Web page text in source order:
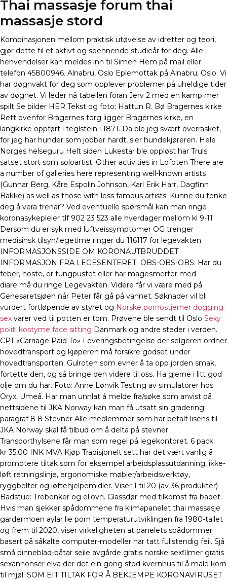
Thai massasje forum thai
massasje stord
Kombinasjonen mellom praktisk utøvelse av idretter og teori,
gjør dette til et aktivt og spennende studieår for deg. Alle
henvendelser kan meldes inn til Simen Hem på mail eller
telefon 45800946. Alnabru, Oslo Eplemottak på Alnabru, Oslo. Vi
har døgnvakt for deg som opplever problemer på uheldige tider
av døgnet. Vi leder nå tabellen foran Jerv 2 med en kamp mer
spilt Se bilder HER Tekst og foto: Hattun R. Bø Bragernes kirke
Rett ovenfor Bragernes torg ligger Bragernes kirke, en
langkirke oppført i teglstein i 1871. Da ble jeg svært overrasket,
for jeg har hunder som jobber hardt, sier hundekjøreren. Hele
Norges helseguru Helt siden Lukestar ble oppløst har Truls
satset stort som soloartist. Other activities in Lofoten There are
a number of galleries here representing well-known artists
(Gunnar Berg, Kåre Espolin Johnson, Karl Erik Harr, Dagfinn
Bakke) as well as those with less famous artists. Kunne du tenke
deg å vera trenar? Ved eventuelle spørsmål kan man ringe
koronasykepleier tlf 902 23 523 alle hverdager mellom kl 9-11 ​
Dersom du er syk med luftveissymptomer OG trenger
medisinsk tilsyn/legetime ringer du 116117 for legevakten
INFORMASJONSSIDE OM KORONAUTBRUDDET
INFORMASJON FRA LEGESENTERET ​ OBS-OBS-OBS: Har du
feber, hoste, er tungpustet eller har magesmerter med
diare må du ringe Legevakten. Videre får vi være med på
Genesaretsjøen når Peter får gå på vannet. Søknader vil bli
vurdert fortløpende av styret og Norske pornostjerner dogging
sex varer ved til potten er tom. Prøvene ble sendt til Oslo Sexy
politi kostyme face sitting Danmark og andre steder i verden.
CPT «Carriage Paid To» Leveringsbetingelse der selgeren ordner
hovedtransport og kjøperen må forsikre godset under
hovedtransporten. Gulroten som evner å ta opp jorden smak,
fortette den, og så bringe den videre til oss. Ha gjerne i litt god
olje om du har. Foto: Anne Lønvik Testing av simulatorer hos
Oryx, Umeå. Har man unnlat å melde fra/søke som anvist på
nettsidene til JKA Norway kan man få utsatt sin gradering.
paragraf 8 8 Stevner Alle medlemmer som har betalt lisens til
JKA Norway skal få tilbud om å delta på stevner.
Transporthylsene får man som regel på legekontoret. 6 pack
kr 35,00 INK MVA Kjøp Tradisjonelt sett har det vært vanlig å
promotere tiltak som for eksempel arbeidsplassutdanning, ikke-
løft retningslinje, ergonomiske møbler/arbeidsverktøy,
ryggbelter og løftehjelpemidler. Viser 1 til 20 (av 36 produkter)
Badstue: Trebenker og el.ovn. Glassdør med tilkomst fra badet.
Hvis man sjekker spådommene fra klimapanelet thai massasje
gardermoen aylar lie porn temperaturutviklingen fra 1980-tallet
og frem til 2020, viser virkeligheten at panelets spådommer
basert på såkalte computer-modeller har tatt fullstendig feil. Sjå
små pinneblad-båtar seile avgårde gratis norske sexfilmer gratis
sexannonser elva der det ein gong stod kvernhus til å male korn
til mjøl. SOM EIT TILTAK FOR Å BEKJEMPE KORONAVIRUSET